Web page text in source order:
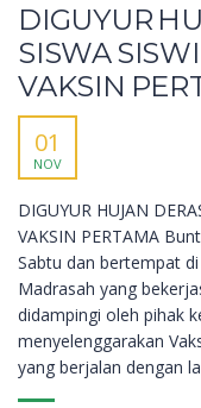
DIGUYUR
SISWA
VAKSIN
01
NOV
DIGUYUR HUJAN
VAKSIN PERTAMA
Sabtu dan bertempat
Madrasah yang
didampingi oleh pihak
menyelenggarakan
yang berjalan dengan